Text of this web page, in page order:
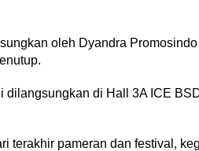
oleh Dyandra
di Hall 3A ICE
terakhir pameran dan festival,